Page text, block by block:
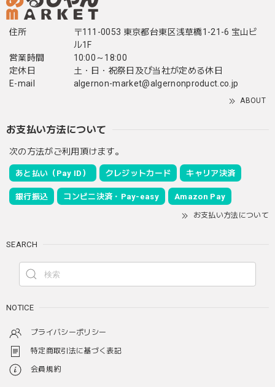
住所
〒111-0053 東京都台東区浅草橋1-21-6 宝山ビ
ル1F
営業時間
10:00～18:00
定休日
土・日・祝祭日及び当社が定める休日
E-mail
algernon-market@algernonproduct.co.jp
ABOUT
お支払い方法について
次の方法がご利用頂けます。
あと払い（Pay ID） クレジットカード キャリア決済
銀行振込 コンビニ決済・Pay-easy Amazon Pay
お支払い方法について
SEARCH
NOTICE
プライバシーポリシー
特定商取引法に基づく表記
会員規約